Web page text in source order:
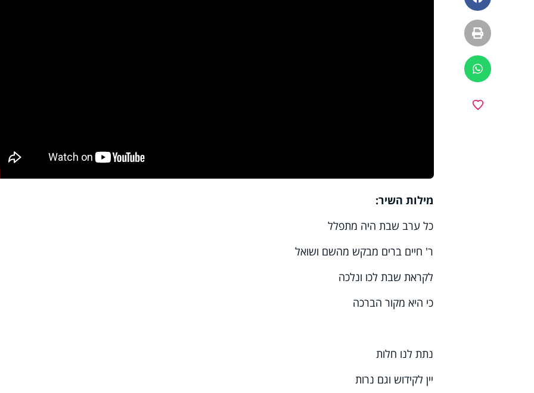
הדפסה
ווטסאפ
מילות השיר:
כל ערב שבת היה מתפלל
ר' חיים ברים מבקש מהשם ושואל
לקראת שבת לכו ונלכה
כי היא מקור הברכה
נתת לנו חלות
יין לקידוש וגם נרות